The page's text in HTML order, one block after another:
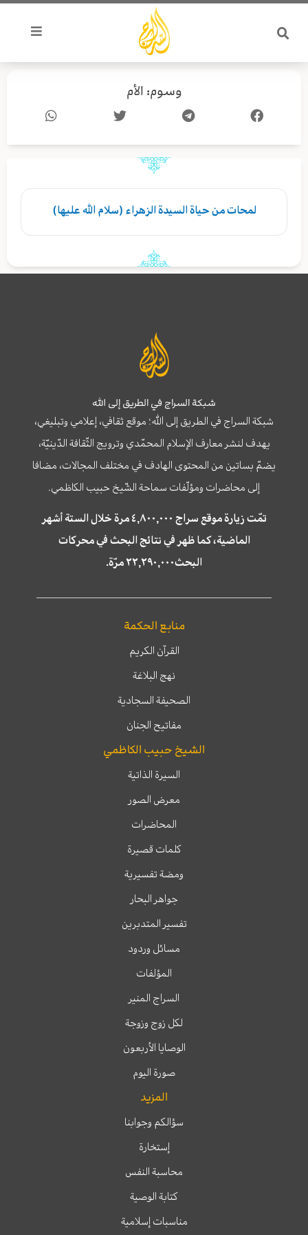
تخطي
المحتوى
وسوم: الأم
لمحات من حياة السيدة الزهراء (سلام الله عليها)
شبكة السراج في الطريق إلى الله
شبكة السراج في الطريق إلى الله؛ موقع ثقافي، إعلامي وتبليغي،
يهدف لنشر معارف الإسلام المحمّدي وترويج الثّقافة الدّينيّة،
يضمّ بساتين من المحتوى الهادف في مختلف المجالات، مضافا
إلى محاضرات ومؤلّفات سماحة الشّيخ حبيب الكاظمي.
تمّت زيارة موقع سراج ٤,٨٠٠,٠٠٠ مرة خلال الستة أشهر
الماضية، كما ظهر في نتائج البحث في محركات
البحث٢٢,٢٩٠,٠٠٠ مرّة.
منابع الحكمة
القرآن الكريم
نهج البلاغة
الصحيفة السجادية
مفاتيح الجنان
الشيخ حبيب الكاظمي
السيرة الذاتية
معرض الصور
المحاضرات
كلمات قصيرة
ومضة تفسيرية
جواهر البحار
تفسير المتدبرين
مسائل وردود
المؤلفات
السراج المنير
لكل زوج وزوجة
الوصايا الأربعون
صورة اليوم
المزيد
سؤالكم وجوابنا
إستخارة
محاسبة النفس
كتابة الوصية
مناسبات إسلامية